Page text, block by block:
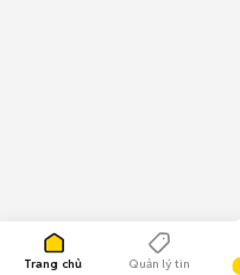
Trang chủ Quản lý tin